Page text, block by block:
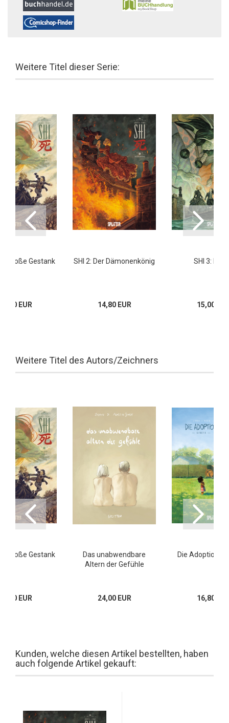
Weitere Titel dieser Serie:
Große Gestank
EUR
SHI 2: Der Dämonenkönig
14,80 EUR
SHI 3:
15,00
Weitere Titel des Autors/Zeichners
Große Gestank
EUR
Das unabwendbare
Altern der Gefühle
24,00 EUR
Die Adoption 1:
16,80
Kunden, welche diesen Artikel bestellten, haben
auch folgende Artikel gekauft: